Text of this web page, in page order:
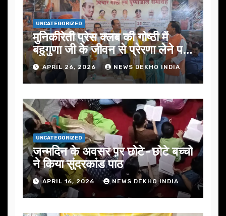
UNCATEGORIZED
मुनिकीरेती प्रेस क्लब की गोष्ठी में
बहुगुणा जी के जीवन से प्रेरणा लेने पर
जोरAPRIL 26, 2026 NEWS DEKHO INDIA
UNCATEGORIZED
जन्मदिन के अवसर प़र छोटे-छोटे बच्चो
ने किया सुंदरकांड पाठ
APRIL 16, 2026 NEWS DEKHO INDIA